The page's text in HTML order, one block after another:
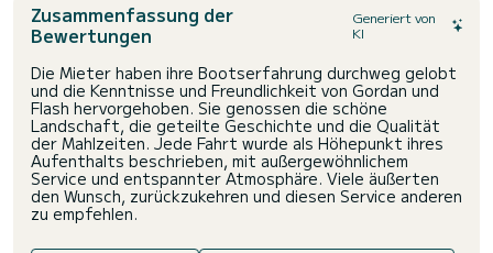
Zusammenfassung der
Bewertungen
Generiert von
KI
Die Mieter haben ihre Bootserfahrung durchweg gelobt
und die Kenntnisse und Freundlichkeit von Gordan und
Flash hervorgehoben. Sie genossen die schöne
Landschaft, die geteilte Geschichte und die Qualität
der Mahlzeiten. Jede Fahrt wurde als Höhepunkt ihres
Aufenthalts beschrieben, mit außergewöhnlichem
Service und entspannter Atmosphäre. Viele äußerten
den Wunsch, zurückzukehren und diesen Service anderen
zu empfehlen.